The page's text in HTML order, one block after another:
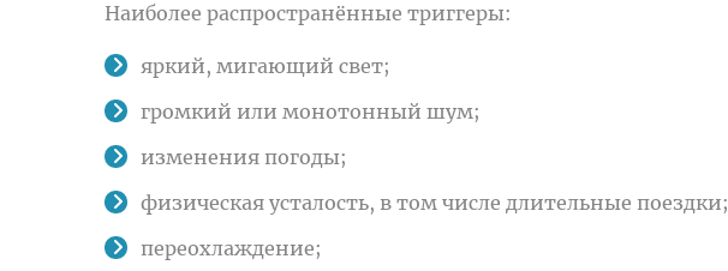
Наиболее распространённые триггеры:
яркий, мигающий свет;
громкий или монотонный шум;
изменения погоды;
физическая усталость, в том числе длительные поездки;
переохлаждение;